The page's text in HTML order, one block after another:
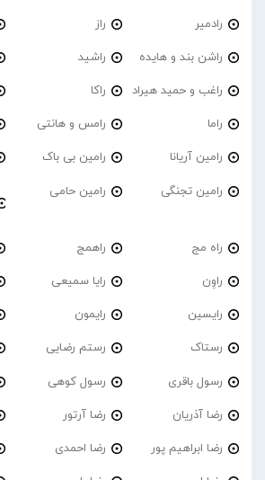
رادمیر راز
راشن بند و هایده راشید
راغب و حمید هیراد راکا
راما رامس و هانتی
رامین آریانا رامین بی باک
رامین تجنگی رامین حامی
راه مج راهمج
راوِن رایا سمیعی
رایسین رایمون
رستاک رستم رضایی
رسول باقری رسول کوهی
رضا آذریان رضا آرتور
رضا ابراهیم پور رضا احمدی